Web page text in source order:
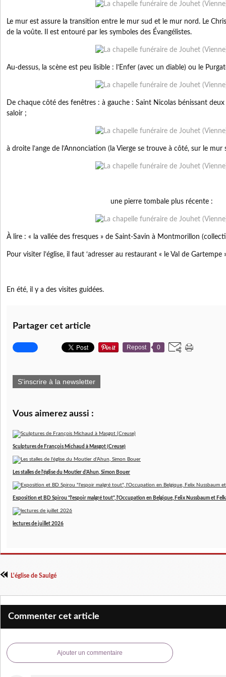
Le mur est assure la transition entre le mur sud et le mur nord. Le
de la voûte. Il est entouré par les symboles des Évangélistes.
Au-dessus, la scène est peu lisible : l’Enfer (avec un diable) ou le
De chaque côté des fenêtres : à gauche : Saint Nicolas bénissant
saloir ;
à droite l’ange de l’Annonciation (la Vierge se trouve à côté, sur le mur
une pierre tombale plus récente :
À lire : « la vallée des fresques » de Saint-Savin à Montmorillon
Pour visiter l’église, il faut ‘adresser au restaurant « le Val de
En été, il y a des visites guidées.
Partager cet article
Repost 0
S'inscrire à la newsletter
Vous aimerez aussi :
Sculptures de François Michaud à Masgot (Creuse)
Les stalles de l'église du Moutier d'Ahun, Simon Bouer
Exposition et BD Spirou "l'espoir malgré tout", l'Occupation en Belgique, Felix Nussbaum et
lectures de juillet 2026
L'église de Saulgé
Commenter cet article
Ajouter un commentaire